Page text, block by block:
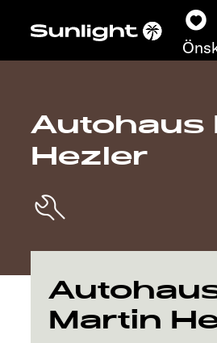
Modeller
Find din
Upptäck
Autohaus
Hezler
Martin